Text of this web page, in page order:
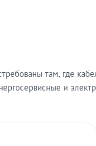
там, где
и